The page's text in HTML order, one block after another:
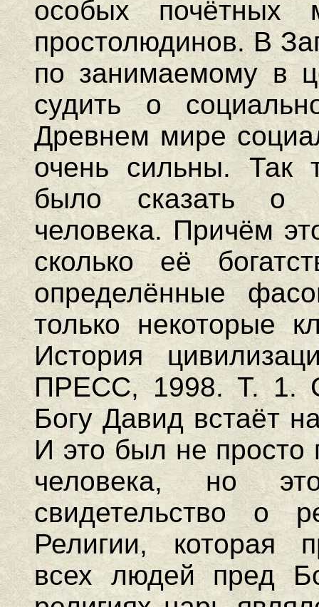
особых
простолюдинов. В
по занимаемому в
судить о
Древнем мире
очень сильны. Так
было сказать о
человека. Причём
сколько её
определённые
только некоторые
История
ПРЕСС, 1998. Т. 1.
Богу Давид встаёт
И это был не просто
человека, но
свидетельство о
Религии, которая
всех людей пред